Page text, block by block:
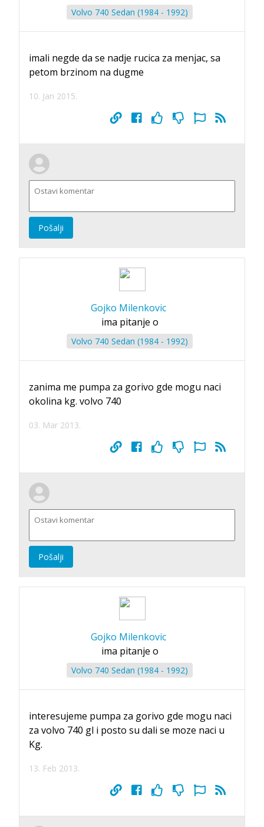
Volvo 740 Sedan (1984 - 1992)
imali negde da se nadje rucica za menjac, sa
petom brzinom na dugme
10. Jan 2015.
Pošalji
Gojko Milenkovic
ima pitanje o
Volvo 740 Sedan (1984 - 1992)
zanima me pumpa za gorivo gde mogu naci
okolina kg. volvo 740
03. Mar 2013.
Pošalji
Gojko Milenkovic
ima pitanje o
Volvo 740 Sedan (1984 - 1992)
interesujeme pumpa za gorivo gde mogu naci
za volvo 740 gl i posto su dali se moze naci u
Kg.
13. Feb 2013.